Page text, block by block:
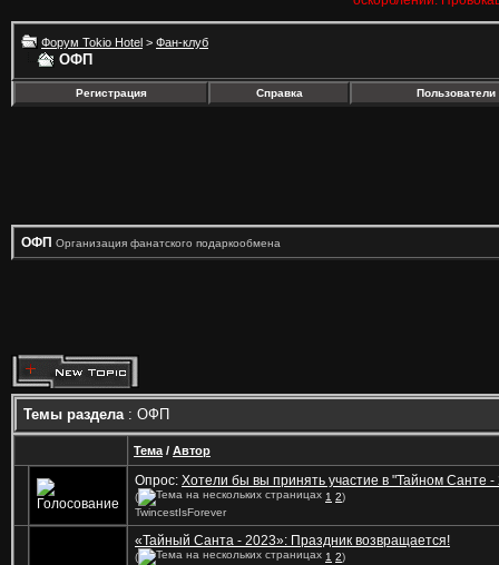
Форум Tokio Hotel > Фан-клуб
ОФП
Регистрация Справка Пользователи
ОФП Организация фанатского подаркообмена
Темы раздела: ОФП
Тема / Автор
Опрос: Хотели бы вы принять участие в "Тайном Санте -
( 1 2)
TwincestIsForever
«Тайный Санта - 2023»: Праздник возвращается!
( 1 2)